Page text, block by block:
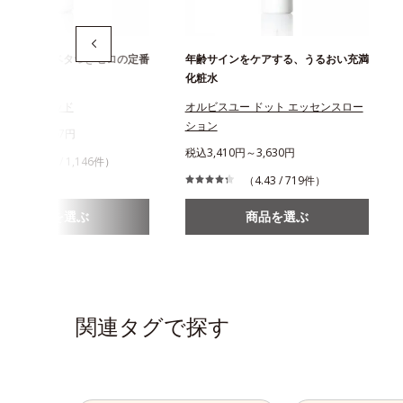
即落ち！ベタつきゼロの定番
円～1,467円
（4.47 / 1,146件）
商品を選ぶ
年齢サインをケアする、うるおい充満
化粧水
オルビスユー ドット エッセンスロー
ション
税込3,410円～3,630円
（4.43 / 719件）
商品を選ぶ
関連タグで探す